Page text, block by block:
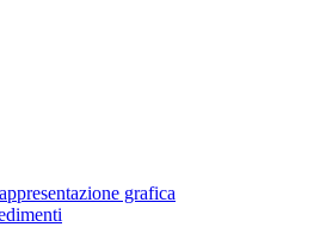
grafica